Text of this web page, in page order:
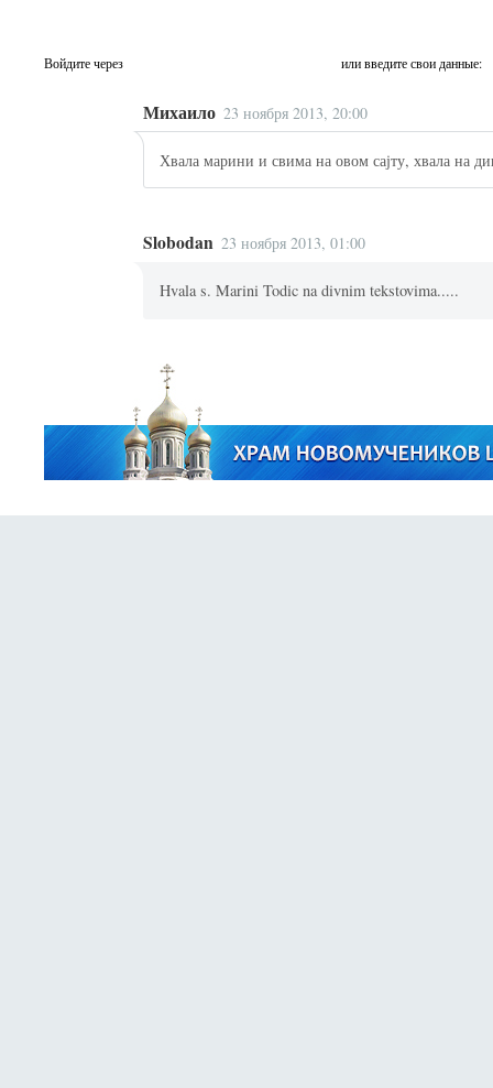
Войдите через или введите свои данные:
Михаило 23 ноября 2013, 20:00
Хвала марини и свима на овом сајту, хвала на
Slobodan 23 ноября 2013, 01:00
Hvala s. Marini Todic na divnim tekstovima.....